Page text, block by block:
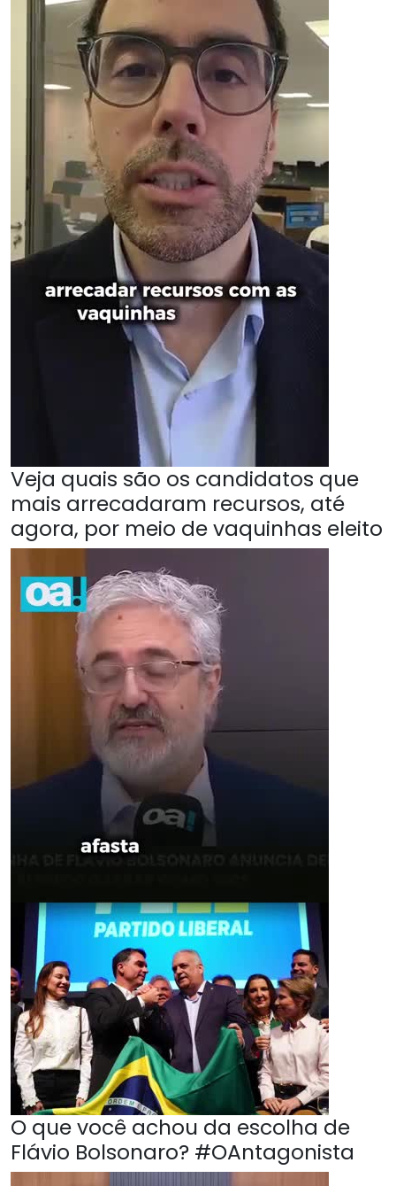
Veja quais são os candidatos que
mais arrecadaram recursos, até
agora, por meio de vaquinhas eleito
O que você achou da escolha de
Flávio Bolsonaro? #OAntagonista